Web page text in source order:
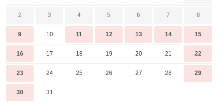
2 3 4 5 6 7 8
9 10 11 12 13 14 15
16 17 18 19 20 21 22
23 24 25 26 27 28 29
30 31